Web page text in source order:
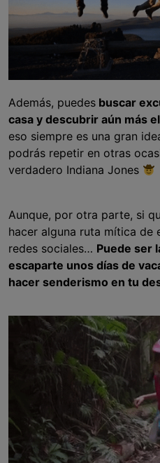
Además, puedes buscar
casa y descubrir aún más
eso siempre es una gran
podrás repetir en otras
verdadero Indiana Jones
Aunque, por otra parte, si
hacer alguna ruta mítica de
redes sociales… Puede ser
escaparte unos días de
hacer senderismo en tu